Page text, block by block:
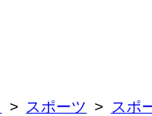
スポーツ スポ